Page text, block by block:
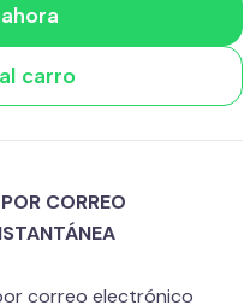
carro
CORREO
correo electrónico